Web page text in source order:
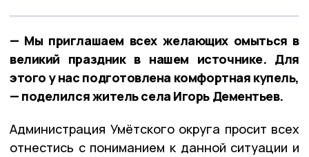
— Мы приглашаем всех желающих омыться в
великий праздник в нашем источнике. Для
этого у нас подготовлена комфортная купель,
— поделился житель села Игорь Дементьев.
Администрация Умётского округа просит всех
отнестись с пониманием к данной ситуации и